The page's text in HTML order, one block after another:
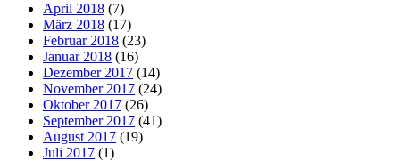
April 2018 (7)
März 2018 (17)
Februar 2018 (23)
Januar 2018 (16)
Dezember 2017 (14)
November 2017 (24)
Oktober 2017 (26)
September 2017 (41)
August 2017 (19)
Juli 2017 (1)